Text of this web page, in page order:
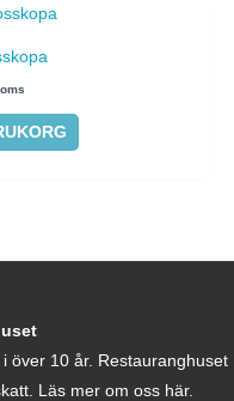
över 10 år. Restauranghuset
Läs mer om oss här.